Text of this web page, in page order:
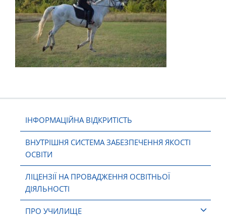
ІНФОРМАЦІЙНА ВІДКРИТІСТЬ
ВНУТРІШНЯ СИСТЕМА ЗАБЕЗПЕЧЕННЯ ЯКОСТІ
ОСВІТИ
ЛІЦЕНЗІЇ НА ПРОВАДЖЕННЯ ОСВІТНЬОЇ
ДІЯЛЬНОСТІ
ПРО УЧИЛИЩЕ